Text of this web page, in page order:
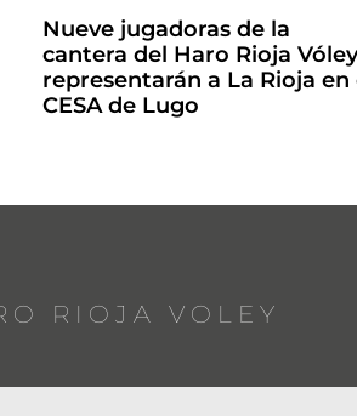
Nueve jugadoras de la
cantera del Haro Rioja
representarán a La Rioja en
CESA de Lugo
RIOJA VOLEY